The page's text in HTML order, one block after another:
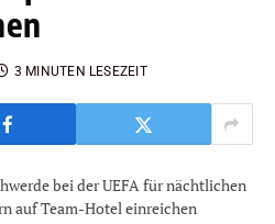
3 MINUTEN LESEZEIT